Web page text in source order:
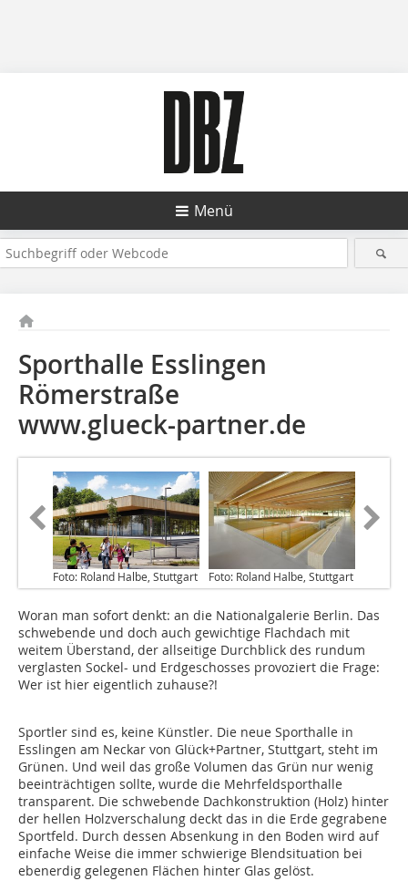
Menü
Sporthalle Esslingen
Römerstraße
www.glueck-partner.de
Foto: Roland Halbe, Stuttgart Foto: Roland Halbe, Stuttgart
Woran man sofort denkt: an die Nationalgalerie Berlin. Das
schwebende und doch auch gewichtige Flachdach mit
weitem Überstand, der allseitige Durchblick des rundum
verglasten Sockel- und Erdgeschosses provoziert die Frage:
Wer ist hier eigentlich zuhause?!
Sportler sind es, keine Künstler. Die neue Sporthalle in
Esslingen am Neckar von Glück+Partner, Stuttgart, steht im
Grünen. Und weil das große Volumen das Grün nur wenig
beeinträchtigen sollte, wurde die Mehrfeldsporthalle
transparent. Die schwebende Dachkonstruktion (Holz) hinter
der hellen Holzverschalung deckt das in die Erde gegrabene
Sportfeld. Durch dessen Absenkung in den Boden wird auf
einfache Weise die immer schwierige Blendsituation bei
ebenerdig gelegenen Flächen hinter Glas gelöst.